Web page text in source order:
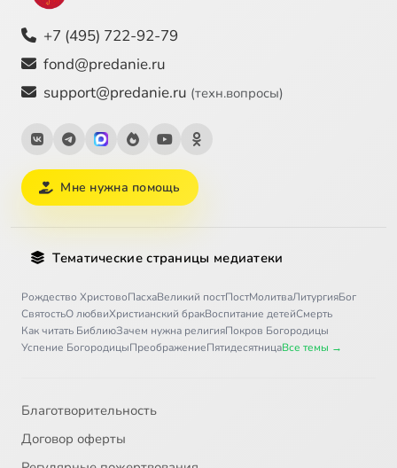
+7 (495) 722-92-79
fond@predanie.ru
support@predanie.ru (техн.вопросы)
Мне нужна помощь
Тематические страницы медиатеки
Рождество ХристовоПасхаВеликий постПостМолитваЛитургияБог
СвятостьО любвиХристианский бракВоспитание детейСмерть
Как читать БиблиюЗачем нужна религияПокров Богородицы
Успение БогородицыПреображениеПятидесятницаВсе темы →
Благотворительность
Договор оферты